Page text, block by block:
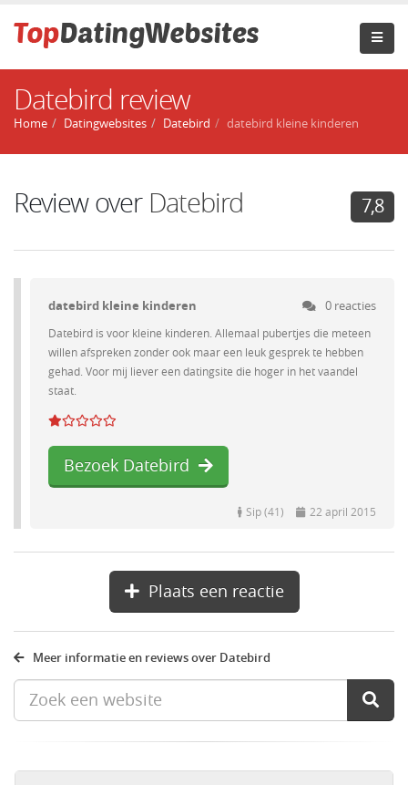
Datebird review
Home Datingwebsites Datebird datebird kleine kinderen
Review over Datebird 7,8
datebird kleine kinderen 0 reacties
Datebird is voor kleine kinderen. Allemaal pubertjes die meteen
willen afspreken zonder ook maar een leuk gesprek te hebben
gehad. Voor mij liever een datingsite die hoger in het vaandel
staat.
Bezoek Datebird
Sip (41) 22 april 2015
Plaats een reactie
Meer informatie en reviews over Datebird